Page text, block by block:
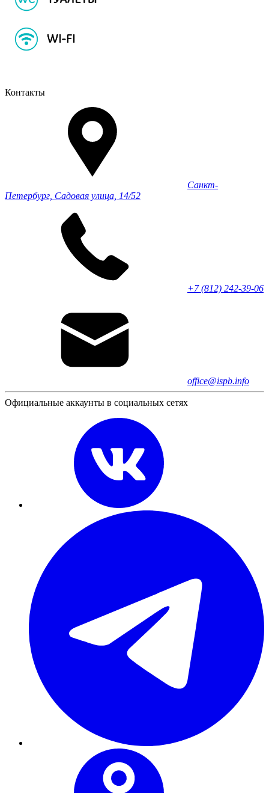
Контакты
Санкт-
Петербург, Садовая улица, 14/52
+7 (812) 242-39-06
office@ispb.info
Официальные аккаунты в социальных сетях